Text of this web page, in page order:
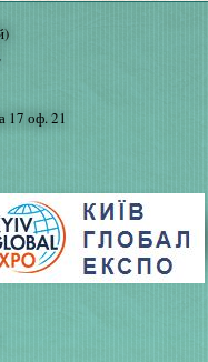
17 оф. 21